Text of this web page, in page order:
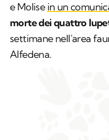
e Molise in un
morte dei quattro
settimane nell'area
Alfedena.